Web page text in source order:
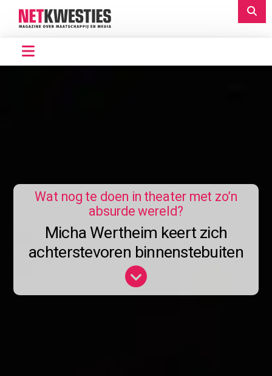
Wat nog te doen in theater met zo’n
absurde wereld?
Micha Wertheim keert zich
achterstevoren binnenstebuiten